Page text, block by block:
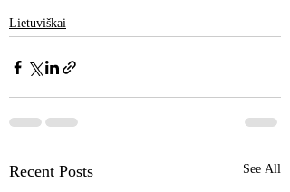
Lietuviškai
Recent Posts See All